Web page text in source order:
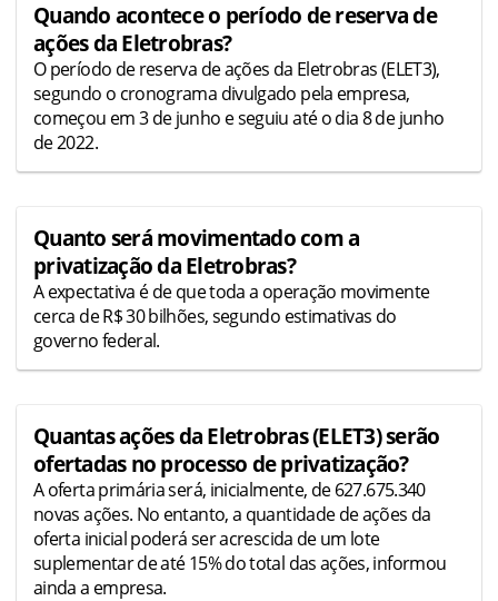
Quando acontece o período de reserva de
ações da Eletrobras?
O período de reserva de ações da Eletrobras (ELET3),
segundo o cronograma divulgado pela empresa,
começou em 3 de junho e seguiu até o dia 8 de junho
de 2022.
Quanto será movimentado com a
privatização da Eletrobras?
A expectativa é de que toda a operação movimente
cerca de R$ 30 bilhões, segundo estimativas do
governo federal.
Quantas ações da Eletrobras (ELET3) serão
ofertadas no processo de privatização?
A oferta primária será, inicialmente, de 627.675.340
novas ações. No entanto, a quantidade de ações da
oferta inicial poderá ser acrescida de um lote
suplementar de até 15% do total das ações, informou
ainda a empresa.